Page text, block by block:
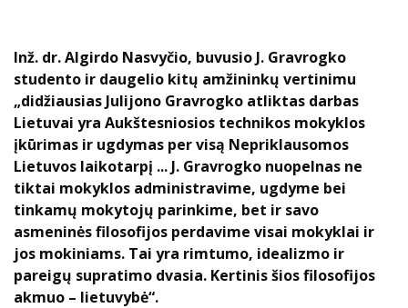
Inž. dr. Algirdo Nasvyčio, buvusio J. Gravrogko
studento ir daugelio kitų amžininkų vertinimu
„didžiausias Julijono Gravrogko atliktas darbas
Lietuvai yra Aukštesniosios technikos mokyklos
įkūrimas ir ugdymas per visą Nepriklausomos
Lietuvos laikotarpį ... J. Gravrogko nuopelnas ne
tiktai mokyklos administravime, ugdyme bei
tinkamų mokytojų parinkime, bet ir savo
asmeninės filosofijos perdavime visai mokyklai ir
jos mokiniams. Tai yra rimtumo, idealizmo ir
pareigų supratimo dvasia. Kertinis šios filosofijos
akmuo – lietuvybė“.